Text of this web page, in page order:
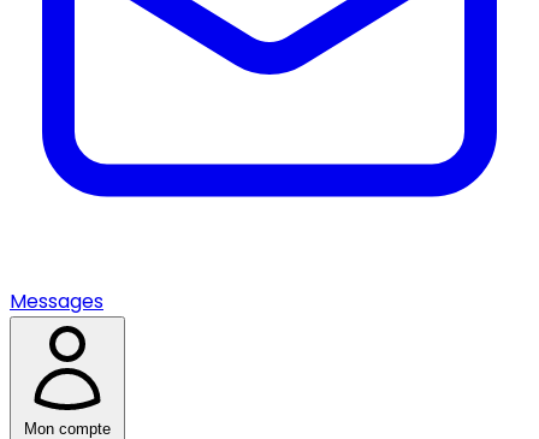
Messages
Mon compte